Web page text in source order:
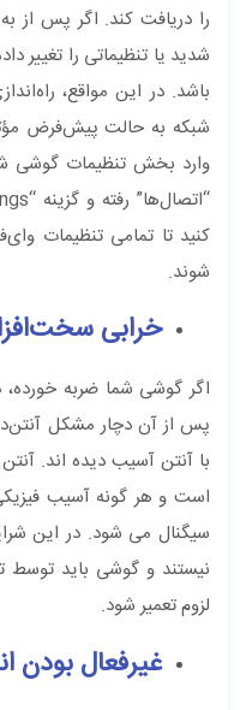
را دریافت کند. اگر پس از
شدید یا تنظیماتی را تغییر
باشد. در این مواقع،
شبکه به حالت پیش‌فرض
وارد بخش تنظیمات گوشی
کنید تا تمامی تنظیمات
شوند.
خرابی
اگر گوشی شما ضربه خورده،
پس از آن دچار مشکل
با آنتن آسیب دیده اند.
است و هر گونه آسیب
سیگنال می شود. در این
نیستند و گوشی باید
لزوم تعمیر شود.
غیرفعال بودن